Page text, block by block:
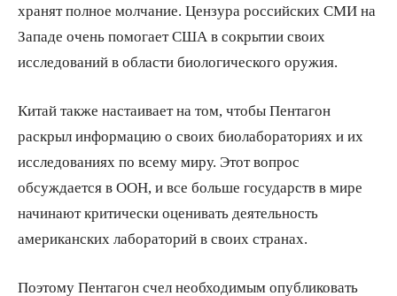
хранят полное молчание. Цензура российских СМИ на
Западе очень помогает США в сокрытии своих
исследований в области биологического оружия.
Китай также настаивает на том, чтобы Пентагон
раскрыл информацию о своих биолабораториях и их
исследованиях по всему миру. Этот вопрос
обсуждается в ООН, и все больше государств в мире
начинают критически оценивать деятельность
американских лабораторий в своих странах.
Поэтому Пентагон счел необходимым опубликовать